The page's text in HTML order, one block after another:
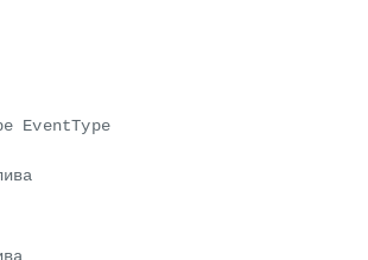
EventType